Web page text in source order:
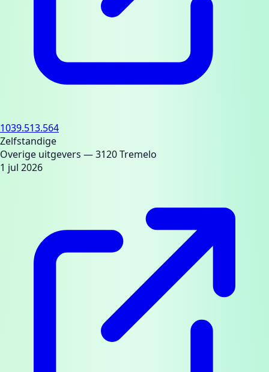
1039.513.564
Zelfstandige
Overige uitgevers — 3120 Tremelo
1 jul 2026